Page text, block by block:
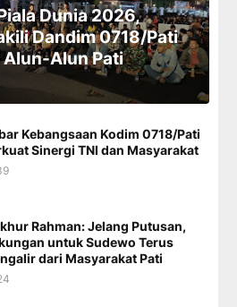
Dunia 2026,
Dandim 0718/Pati
Alun Pati
Kebangsaan Kodim 0718/Pati
Sinergi TNI dan Masyarakat
Rahman: Jelang Putusan,
untuk Sudewo Terus
dari Masyarakat Pati